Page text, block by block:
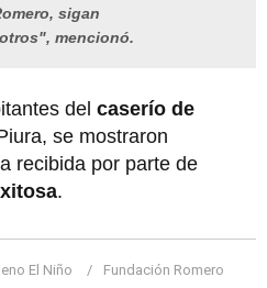
sigan
mencionó.
del caserío de
se mostraron
recibida por parte de
.
El Niño
Fundación Romero